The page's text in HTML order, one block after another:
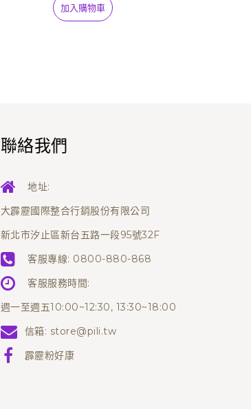
加入購物車
聯絡我們
地址:
大霹靂國際整合行銷股份有限公司
新北市汐止區新台五路一段95號32F
客服專線: 0800-880-868
客服服務時間:
週一至週五10:00~12:30, 13:30~18:00
信箱: store@pili.tw
霹靂粉好康